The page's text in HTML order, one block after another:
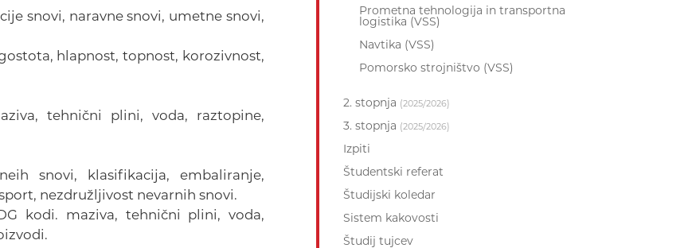
snovi, naravne snovi, umetne snovi,
hlapnost, topnost, korozivnost,
tehnični plini, voda, raztopine,
snovi, klasifikacija, embaliranje,
nezdružljivost nevarnih snovi.
kodi. maziva, tehnični plini, voda,
Prometna tehnologija in transportna
logistika (VSS)
Navtika (VSS)
Pomorsko strojništvo (VSS)
2. stopnja (2025/2026)
3. stopnja (2025/2026)
Izpiti
Študentski referat
Študijski koledar
Sistem kakovosti
Študij tujcev